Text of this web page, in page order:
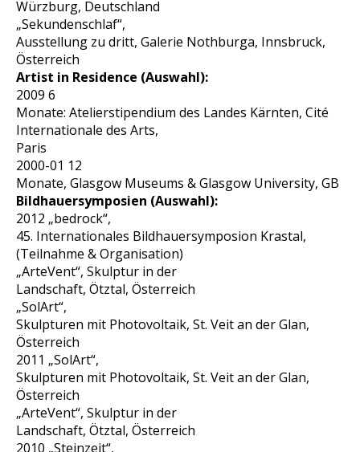
Würzburg, Deutschland
„Sekundenschlaf“,
Ausstellung zu dritt, Galerie Nothburga, Innsbruck,
Österreich
Artist in Residence (Auswahl):
2009 6
Monate: Atelierstipendium des Landes Kärnten, Cité
Internationale des Arts,
Paris
2000-01 12
Monate, Glasgow Museums & Glasgow University, GB
Bildhauersymposien (Auswahl):
2012 „bedrock“,
45. Internationales Bildhauersymposion Krastal,
(Teilnahme & Organisation)
„ArteVent“, Skulptur in der
Landschaft, Ötztal, Österreich
„SolArt“,
Skulpturen mit Photovoltaik, St. Veit an der Glan,
Österreich
2011 „SolArt“,
Skulpturen mit Photovoltaik, St. Veit an der Glan,
Österreich
„ArteVent“, Skulptur in der
Landschaft, Ötztal, Österreich
2010 „Steinzeit“,